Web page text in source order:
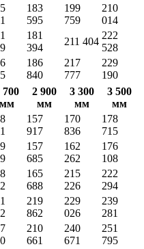
183
595
199
759
210
014
181
394
211 404
222
528
186
840
217
777
229
190
700
мм
2 900
мм
3 300
мм
3 500
мм
157
917
170
836
178
715
157
685
162
262
176
108
165
688
215
226
222
294
219
862
229
026
239
281
210
661
240
671
251
795